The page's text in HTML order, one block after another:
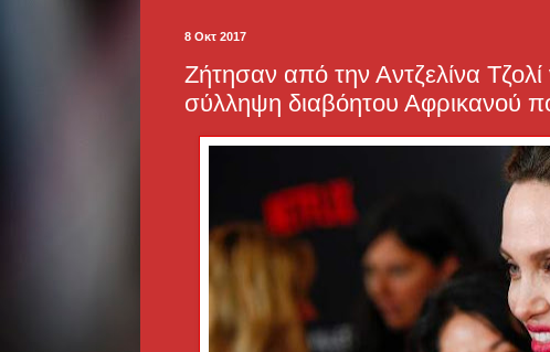
8 Οκτ 2017
Ζήτησαν από την Αντζελίνα
σύλληψη διαβόητου Αφρικανού